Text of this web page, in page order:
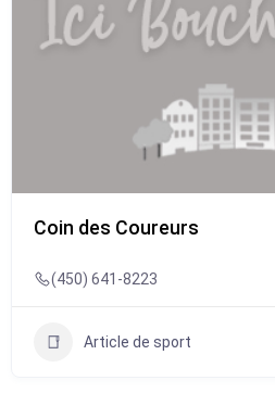
Coin des Coureurs
(450) 641-8223
Article de sport